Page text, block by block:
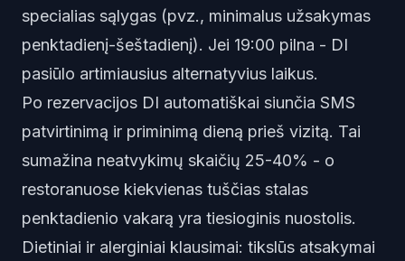
specialias sąlygas (pvz., minimalus užsakymas
penktadienį-šeštadienį). Jei 19:00 pilna - DI
pasiūlo artimiausius alternatyvius laikus.
Po rezervacijos DI automatiškai siunčia SMS
patvirtinimą ir priminimą dieną prieš vizitą. Tai
sumažina neatvykimų skaičių 25-40% - o
restoranuose kiekvienas tuščias stalas
penktadienio vakarą yra tiesioginis nuostolis.
Dietiniai ir alerginiai klausimai: tikslūs atsakymai